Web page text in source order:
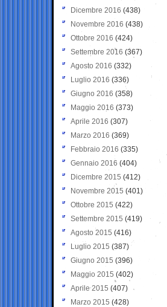
Dicembre 2016 (438)
Novembre 2016 (438)
Ottobre 2016 (424)
Settembre 2016 (367)
Agosto 2016 (332)
Luglio 2016 (336)
Giugno 2016 (358)
Maggio 2016 (373)
Aprile 2016 (307)
Marzo 2016 (369)
Febbraio 2016 (335)
Gennaio 2016 (404)
Dicembre 2015 (412)
Novembre 2015 (401)
Ottobre 2015 (422)
Settembre 2015 (419)
Agosto 2015 (416)
Luglio 2015 (387)
Giugno 2015 (396)
Maggio 2015 (402)
Aprile 2015 (407)
Marzo 2015 (428)